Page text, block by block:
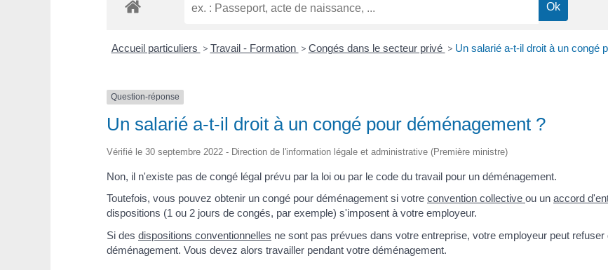
Accueil particuliers > Travail - Formation > Congés dans le secteur privé > Un salarié a-t-il droit à un congé
Question-réponse
Un salarié a-t-il droit à un congé pour déménagement ?
Vérifié le 30 septembre 2022 - Direction de l'information légale et administrative (Première ministre)
Non, il n'existe pas de congé légal prévu par la loi ou par le code du travail pour un déménagement.
Toutefois, vous pouvez obtenir un congé pour déménagement si votre convention collective ou un accord
dispositions (1 ou 2 jours de congés, par exemple) s'imposent à votre employeur.
Si des dispositions conventionnelles ne sont pas prévues dans votre entreprise, votre employeur peut
déménagement. Vous devez alors travailler pendant votre déménagement.